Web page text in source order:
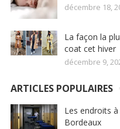
décembre 18,
La façon la
coat cet hiver
décembre 9,
ARTICLES POPULAIRES
Les endroits à
Bordeaux